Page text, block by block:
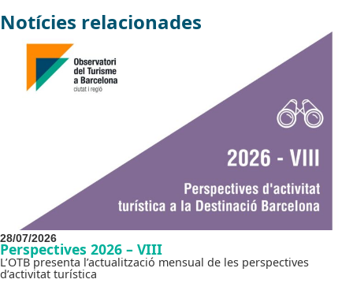
Notícies relacionades
28/07/2026
Perspectives 2026 – VIII
L’OTB presenta l’actualització mensual de les perspectives
d’activitat turística